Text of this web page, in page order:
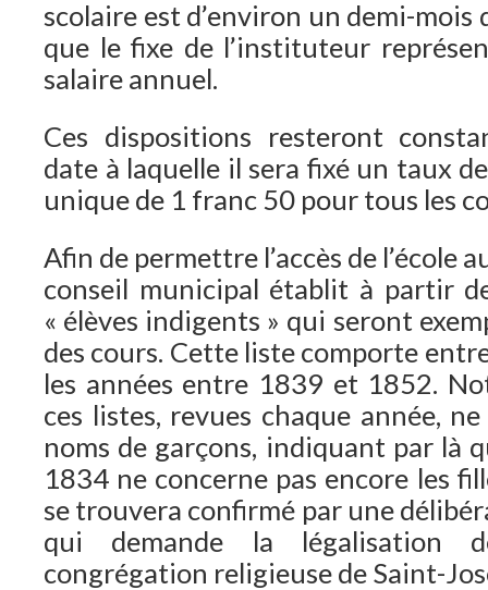
scolaire est d’environ un demi-mois
que le fixe de l’instituteur
salaire annuel.
Ces dispositions resteront
date à laquelle il sera fixé un taux
unique de 1 franc 50 pour tous les
Afin de permettre l’accès de l’école
conseil municipal établit à partir
« élèves indigents » qui seront
des cours. Cette liste comporte
les années entre 1839 et 1852.
ces listes, revues chaque année,
noms de garçons, indiquant par là
1834 ne concerne pas encore les
se trouvera confirmé par une
qui demande la légalisation
congrégation religieuse de Saint-